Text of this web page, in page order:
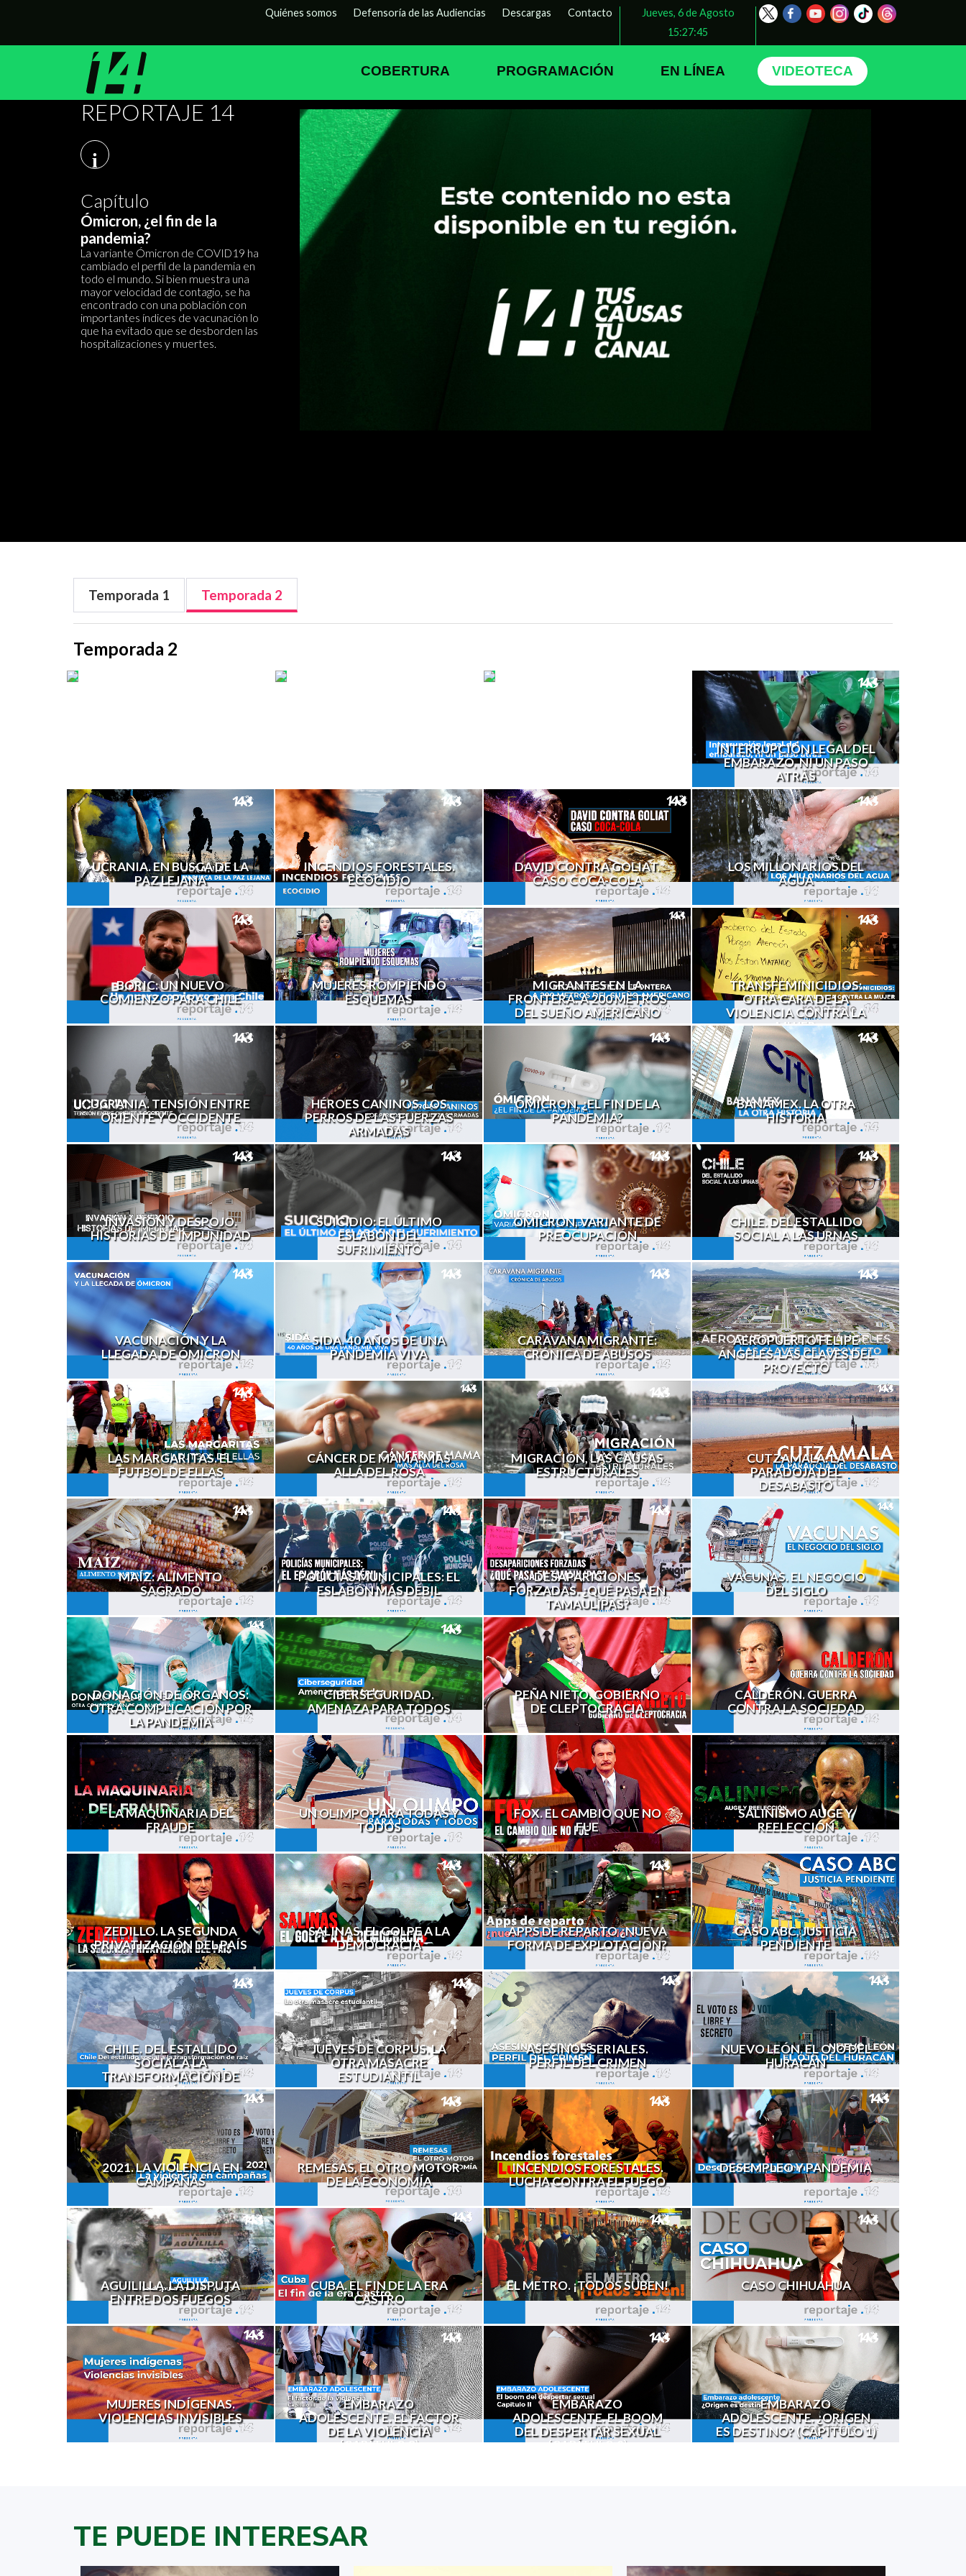
Quiénes somos Defensoría de las Audiencias Descargas Contacto
Jueves, 6 de Agosto
15:27:48
COBERTURA PROGRAMACIÓN EN LÍNEA VIDEOTECA
REPORTAJE 14
i
Capítulo
Ómicron, ¿el fin de la
pandemia?
La variante Ómicron de COVID19 ha
cambiado el perfil de la pandemia en
todo el mundo. Si bien muestra una
mayor velocidad de contagio, se ha
encontrado con una población con
importantes índices de vacunación lo
que ha evitado que se desborden las
hospitalizaciones y muertes.
Temporada 1 Temporada 2
Temporada 2
INTERRUPCIÓN LEGAL DEL
EMBARAZO, NI UN PASO
ATRÁS
UCRANIA. EN BUSCA DE LA
PAZ LEJANA
INCENDIOS FORESTALES.
ECOCIDIO
DAVID CONTRA GOLIAT.
CASO COCA-COLA
LOS MILLONARIOS DEL
AGUA
BORIC: UN NUEVO
COMIENZO PARA CHILE
MUJERES ROMPIENDO
ESQUEMAS
MIGRANTES EN LA
FRONTERA. A 200 METROS
DEL SUEÑO AMERICANO
TRANSFEMINICIDIOS:
OTRA CARA DE LA
VIOLENCIA CONTRA LA
MUJER
UCRANIA. TENSIÓN ENTRE
ORIENTE Y OCCIDENTE
HÉROES CANINOS. LOS
PERROS DE LAS FUERZAS
ARMADAS
ÓMICRON, ¿EL FIN DE LA
PANDEMIA?
BANAMEX. LA OTRA
HISTORIA
INVASIÓN Y DESPOJO.
HISTORIAS DE IMPUNIDAD
SUICIDIO: EL ÚLTIMO
ESLABÓN DEL
SUFRIMIENTO
ÓMICRON, VARIANTE DE
PREOCUPACIÓN
CHILE. DEL ESTALLIDO
SOCIAL A LAS URNAS
VACUNACIÓN Y LA
LLEGADA DE ÓMICRON
SIDA. 40 AÑOS DE UNA
PANDEMIA VIVA
CARAVANA MIGRANTE:
CRÓNICA DE ABUSOS
AEROPUERTO FELIPE
ÁNGELES. LAS CLAVES DEL
PROYECTO
LAS MARGARITAS. EL
FUTBOL DE ELLAS
CÁNCER DE MAMA. MÁS
ALLÁ DEL ROSA
MIGRACIÓN, LAS CAUSAS
ESTRUCTURALES
CUTZAMALA. LA
PARADOJA DEL
DESABASTO
MAÍZ: ALIMENTO
SAGRADO
POLICÍAS MUNICIPALES: EL
ESLABÓN MÁS DÉBIL
DESAPARICIONES
FORZADAS. ¿QUÉ PASA EN
TAMAULIPAS?
VACUNAS. EL NEGOCIO
DEL SIGLO
DONACIÓN DE ÓRGANOS:
OTRA COMPLICACIÓN POR
LA PANDEMIA
CIBERSEGURIDAD.
AMENAZA PARA TODOS
PEÑA NIETO. GOBIERNO
DE CLEPTOCRACIA
CALDERÓN. GUERRA
CONTRA LA SOCIEDAD
LA MAQUINARIA DEL
FRAUDE
UN OLIMPO PARA TODAS Y
TODOS
FOX. EL CAMBIO QUE NO
FUE
SALINISMO AUGE Y
REELECCIÓN
ZEDILLO. LA SEGUNDA
PRIVATIZACIÓN DEL PAÍS
SALINAS, EL GOLPE A LA
DEMOCRACIA
APPS DE REPARTO ¿NUEVA
FORMA DE EXPLOTACIÓN?
CASO ABC, JUSTICIA
PENDIENTE
CHILE. DEL ESTALLIDO
SOCIAL A LA
TRANSFORMACIÓN DE
RAÍZ
JUEVES DE CORPUS. LA
OTRA MASACRE
ESTUDIANTIL
ASESINOS SERIALES.
PERFIL DEL CRIMEN
NUEVO LEÓN. EL OJO DEL
HURACÁN
2021. LA VIOLENCIA EN
CAMPAÑAS
REMESAS, EL OTRO MOTOR
DE LA ECONOMÍA
INCENDIOS FORESTALES.
LUCHA CONTRA EL FUEGO
DESEMPLEO Y PANDEMIA
AGUILILLA. LA DISPUTA
ENTRE DOS FUEGOS
CUBA. EL FIN DE LA ERA
CASTRO
EL METRO. ¡TODOS SUBEN! CASO CHIHUAHUA
MUJERES INDÍGENAS.
VIOLENCIAS INVISIBLES
EMBARAZO
ADOLESCENTE. EL FACTOR
DE LA VIOLENCIA
(CAPÍTULO 3)
EMBARAZO
ADOLESCENTE. EL BOOM
DEL DESPERTAR SEXUAL
(CAPÍTULO 2)
EMBARAZO
ADOLESCENTE. ¿ORIGEN
ES DESTINO? (CAPÍTULO 1)
TE PUEDE INTERESAR